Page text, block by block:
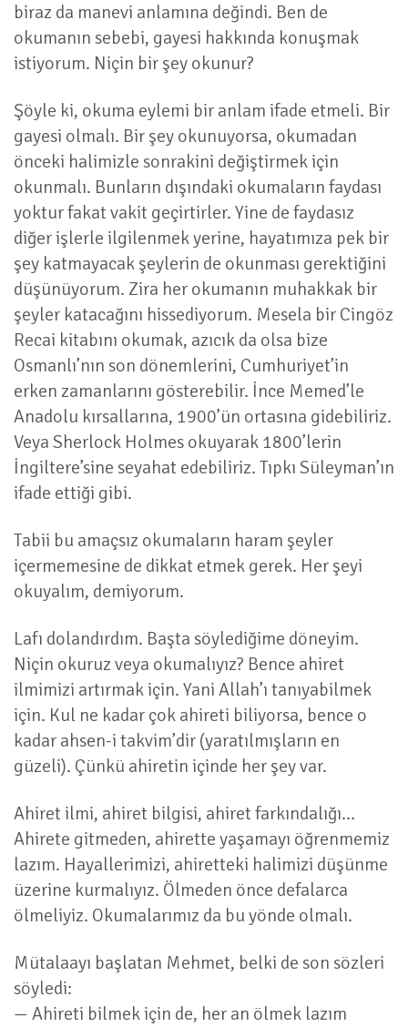
biraz da manevi anlamına değindi. Ben de
okumanın sebebi, gayesi hakkında konuşmak
istiyorum. Niçin bir şey okunur?
Şöyle ki, okuma eylemi bir anlam ifade etmeli. Bir
gayesi olmalı. Bir şey okunuyorsa, okumadan
önceki halimizle sonrakini değiştirmek için
okunmalı. Bunların dışındaki okumaların faydası
yoktur fakat vakit geçirtirler. Yine de faydasız
diğer işlerle ilgilenmek yerine, hayatımıza pek bir
şey katmayacak şeylerin de okunması gerektiğini
düşünüyorum. Zira her okumanın muhakkak bir
şeyler katacağını hissediyorum. Mesela bir Cingöz
Recai kitabını okumak, azıcık da olsa bize
Osmanlı’nın son dönemlerini, Cumhuriyet’in
erken zamanlarını gösterebilir. İnce Memed’le
Anadolu kırsallarına, 1900’ün ortasına gidebiliriz.
Veya Sherlock Holmes okuyarak 1800’lerin
İngiltere’sine seyahat edebiliriz. Tıpkı Süleyman’ın
ifade ettiği gibi.
Tabii bu amaçsız okumaların haram şeyler
içermemesine de dikkat etmek gerek. Her şeyi
okuyalım, demiyorum.
Lafı dolandırdım. Başta söylediğime döneyim.
Niçin okuruz veya okumalıyız? Bence ahiret
ilmimizi artırmak için. Yani Allah’ı tanıyabilmek
için. Kul ne kadar çok ahireti biliyorsa, bence o
kadar ahsen-i takvim’dir (yaratılmışların en
güzeli). Çünkü ahiretin içinde her şey var.
Ahiret ilmi, ahiret bilgisi, ahiret farkındalığı…
Ahirete gitmeden, ahirette yaşamayı öğrenmemiz
lazım. Hayallerimizi, ahiretteki halimizi düşünme
üzerine kurmalıyız. Ölmeden önce defalarca
ölmeliyiz. Okumalarımız da bu yönde olmalı.
Mütalaayı başlatan Mehmet, belki de son sözleri
söyledi:
— Ahireti bilmek için de, her an ölmek lazım